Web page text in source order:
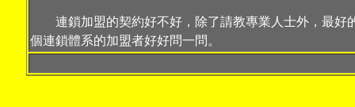
連鎖加盟的契約好不好，除了請教專業人士外，最好
個連鎖體系的加盟者好好問一問。